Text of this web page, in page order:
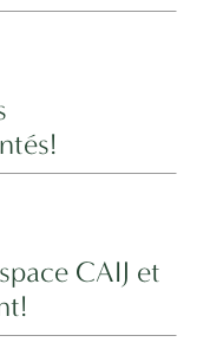
CAIJ et